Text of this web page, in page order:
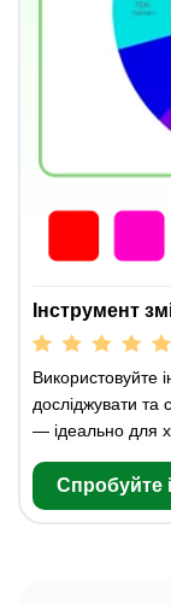
Інструмент
Використовуйте
досліджувати та
— ідеально для
Спробуйте